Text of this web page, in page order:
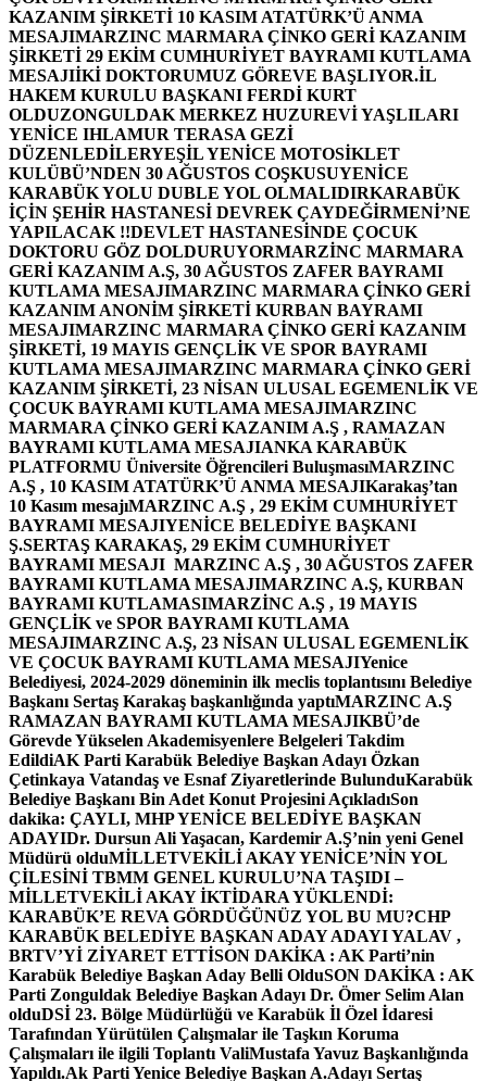
KAZANIM ŞİRKETİ 10 KASIM ATATÜRK’Ü ANMA
MESAJIMARZINC MARMARA ÇİNKO GERİ KAZANIM
ŞİRKETİ 29 EKİM CUMHURİYET BAYRAMI KUTLAMA
MESAJIİKİ DOKTORUMUZ GÖREVE BAŞLIYOR.İL
HAKEM KURULU BAŞKANI FERDİ KURT
OLDUZONGULDAK MERKEZ HUZUREVİ YAŞLILARI
YENİCE IHLAMUR TERASA GEZİ
DÜZENLEDİLERYEŞİL YENİCE MOTOSİKLET
KULÜBÜ’NDEN 30 AĞUSTOS COŞKUSUYENİCE
KARABÜK YOLU DUBLE YOL OLMALIDIRKARABÜK
İÇİN ŞEHİR HASTANESİ DEVREK ÇAYDEĞİRMENİ’NE
YAPILACAK !!DEVLET HASTANESİNDE ÇOCUK
DOKTORU GÖZ DOLDURUYORMARZİNC MARMARA
GERİ KAZANIM A.Ş, 30 AĞUSTOS ZAFER BAYRAMI
KUTLAMA MESAJIMARZINC MARMARA ÇİNKO GERİ
KAZANIM ANONİM ŞİRKETİ KURBAN BAYRAMI
MESAJIMARZINC MARMARA ÇİNKO GERİ KAZANIM
ŞİRKETİ, 19 MAYIS GENÇLİK VE SPOR BAYRAMI
KUTLAMA MESAJIMARZINC MARMARA ÇİNKO GERİ
KAZANIM ŞİRKETİ, 23 NİSAN ULUSAL EGEMENLİK VE
ÇOCUK BAYRAMI KUTLAMA MESAJIMARZINC
MARMARA ÇİNKO GERİ KAZANIM A.Ş , RAMAZAN
BAYRAMI KUTLAMA MESAJIANKA KARABÜK
PLATFORMU Üniversite Öğrencileri BuluşmasıMARZINC
A.Ş , 10 KASIM ATATÜRK’Ü ANMA MESAJIKarakaş’tan
10 Kasım mesajıMARZINC A.Ş , 29 EKİM CUMHURİYET
BAYRAMI MESAJIYENİCE BELEDİYE BAŞKANI
Ş.SERTAŞ KARAKAŞ, 29 EKİM CUMHURİYET
BAYRAMI MESAJI MARZINC A.Ş , 30 AĞUSTOS ZAFER
BAYRAMI KUTLAMA MESAJIMARZINC A.Ş, KURBAN
BAYRAMI KUTLAMASIMARZİNC A.Ş , 19 MAYIS
GENÇLİK ve SPOR BAYRAMI KUTLAMA
MESAJIMARZINC A.Ş, 23 NİSAN ULUSAL EGEMENLİK
VE ÇOCUK BAYRAMI KUTLAMA MESAJIYenice
Belediyesi, 2024-2029 döneminin ilk meclis toplantısını Belediye
Başkanı Sertaş Karakaş başkanlığında yaptıMARZINC A.Ş
RAMAZAN BAYRAMI KUTLAMA MESAJIKBÜ’de
Görevde Yükselen Akademisyenlere Belgeleri Takdim
EdildiAK Parti Karabük Belediye Başkan Adayı Özkan
Çetinkaya Vatandaş ve Esnaf Ziyaretlerinde BulunduKarabük
Belediye Başkanı Bin Adet Konut Projesini AçıkladıSon
dakika: ÇAYLI, MHP YENİCE BELEDİYE BAŞKAN
ADAYIDr. Dursun Ali Yaşacan, Kardemir A.Ş’nin yeni Genel
Müdürü olduMİLLETVEKİLİ AKAY YENİCE’NİN YOL
ÇİLESİNİ TBMM GENEL KURULU’NA TAŞIDI –
MİLLETVEKİLİ AKAY İKTİDARA YÜKLENDİ:
KARABÜK’E REVA GÖRDÜĞÜNÜZ YOL BU MU?CHP
KARABÜK BELEDİYE BAŞKAN ADAY ADAYI YALAV ,
BRTV’Yİ ZİYARET ETTİSON DAKİKA : AK Parti’nin
Karabük Belediye Başkan Aday Belli OlduSON DAKİKA : AK
Parti Zonguldak Belediye Başkan Adayı Dr. Ömer Selim Alan
olduDSİ 23. Bölge Müdürlüğü ve Karabük İl Özel İdaresi
Tarafından Yürütülen Çalışmalar ile Taşkın Koruma
Çalışmaları ile ilgili Toplantı ValiMustafa Yavuz Başkanlığında
Yapıldı.Ak Parti Yenice Belediye Başkan A.Adayı Sertaş